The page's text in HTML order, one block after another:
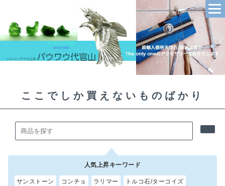
ここでしか買えないものばかり
人気上昇キーワード
サンストーン コンチョ ラリマー トルコ石/ターコイズ